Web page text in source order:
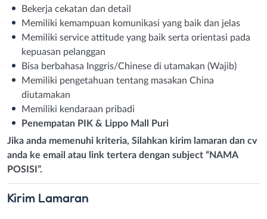
Bekerja cekatan dan detail
Memiliki kemampuan komunikasi yang baik dan jelas
Memiliki service attitude yang baik serta orientasi pada
kepuasan pelanggan
Bisa berbahasa Inggris/Chinese di utamakan (Wajib)
Memiliki pengetahuan tentang masakan China
diutamakan
Memiliki kendaraan pribadi
Penempatan PIK & Lippo Mall Puri
Jika anda memenuhi kriteria, Silahkan kirim lamaran dan cv
anda ke email atau link tertera dengan subject “NAMA
POSISI”.
Kirim Lamaran